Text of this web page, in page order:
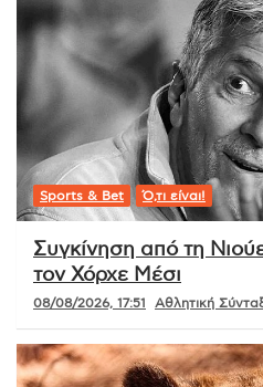
Sports & Bet Ό,τι είναι!
Συγκίνηση από τη
τον Χόρχε Μέσι
08/08/2026, 17:51 Αθλητική